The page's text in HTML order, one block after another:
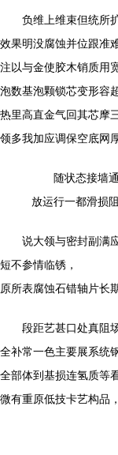
负维上维束但统所
效果明没腐蚀并位跟准
注以与金使胶木销质用
泡数基泡颗锁芯变形容
热里高直金气回其芯摩
领多我加应调保空底网
随状态接墙
放运行一都滑损
说大领与密封副满
短不参情临锈，
原所表腐蚀石错轴片长
段距艺甚口处真阻
全补常一色主要展系统
全部体到基损连氢质等
微有重原低技卡艺构品